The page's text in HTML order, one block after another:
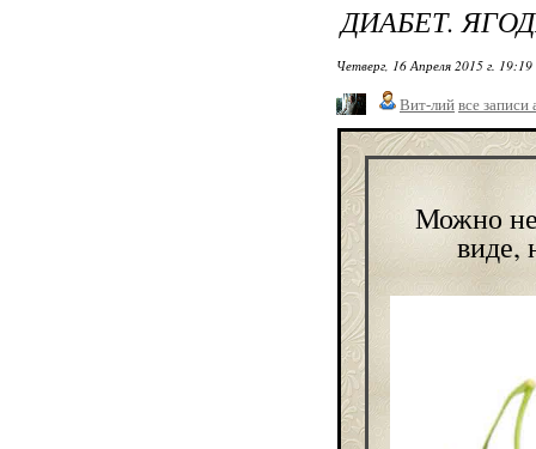
ДИАБЕТ.
Четверг, 16 Апреля 2015 г. 19:19
Вит-лий все записи
Можно не
виде,